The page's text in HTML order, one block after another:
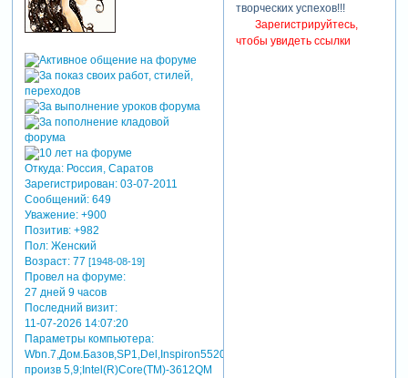
Откуда:Россия, Саратов
Зарегистрирован: 03-07-2011
Сообщений:649
Уважение: +900
Позитив: +982
Пол:Женский
Возраст:77 [1948-08-19]
Провел на форуме:
27 дней 9 часов
Последний визит:
11-07-2026 14:07:20
Параметры компьютера:
Wbn.7,Дом.Базов,SP1,Del,Inspiron5520,индекс
произв 5,9;Intel(R)Core(TM)-3612QM
творческих успехов!!!
Зарегистрируйтесь,
чтобы увидеть ссылки